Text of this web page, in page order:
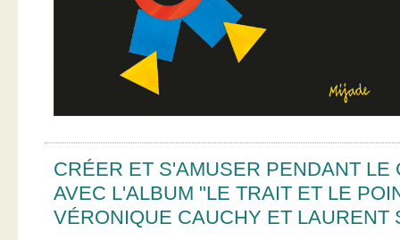
CRÉER ET S'AMUSER PENDANT LE
AVEC L'ALBUM "LE TRAIT ET LE
VÉRONIQUE CAUCHY ET LAURENT